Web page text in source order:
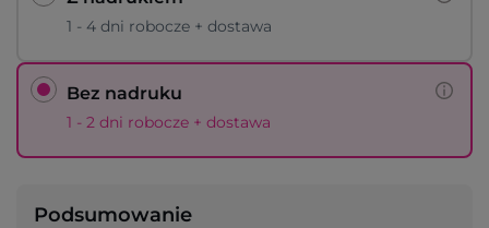
1 - 4 dni robocze + dostawa
Bez nadruku
1 - 2 dni robocze + dostawa
Podsumowanie